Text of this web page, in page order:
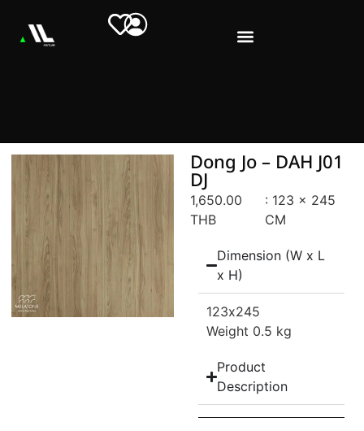
Dong Jo – DAH J01
DJ
1,650.00
THB
: 123 x 245
CM
Dimension (W x L
x H)
123x245
Weight 0.5 kg
Product
Description